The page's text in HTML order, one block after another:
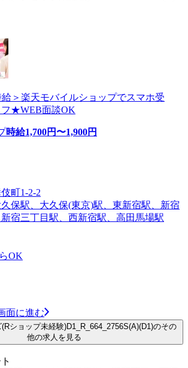
＞楽天モバイルショップでスマホ受
フ★WEB面談OK
時給1,700円〜1,900円
町1-2-2
保駅、大久保(東京)駅、東新宿駅、新宿
宿三丁目駅、西新宿駅、高田馬場駅
OK
面に進む
ショップ未経験)D1_R_664_2756S(A)(D1)のその
他の求人を見る